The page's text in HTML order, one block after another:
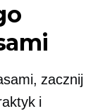
zacznij
i